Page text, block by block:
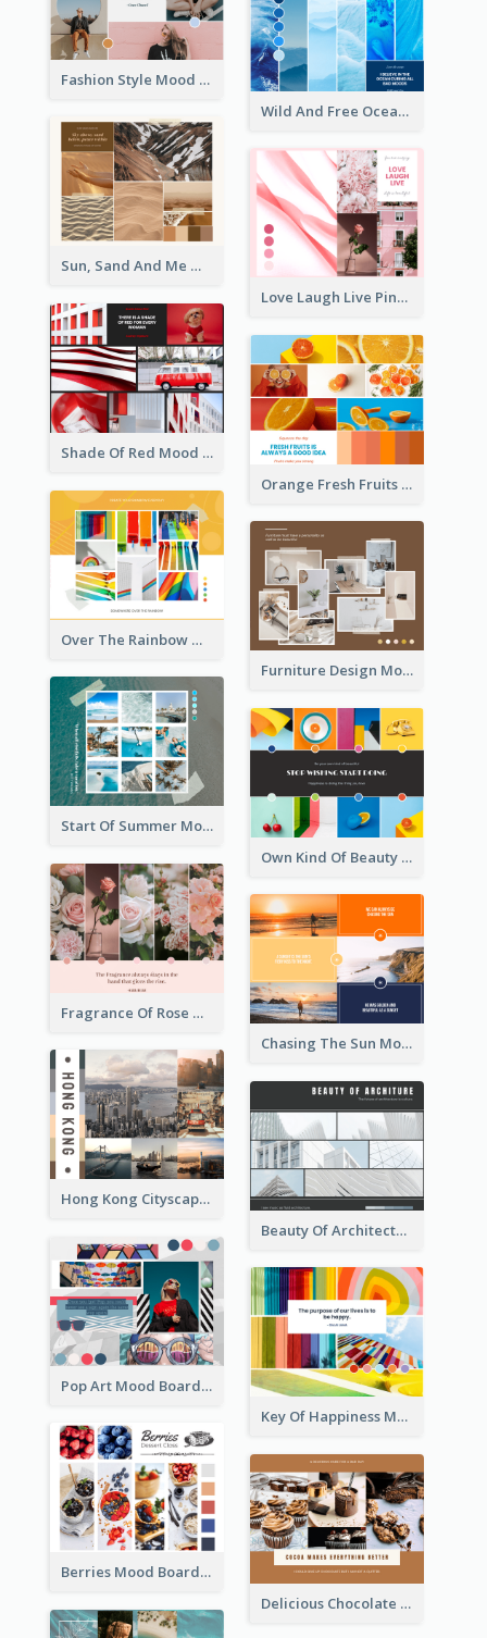
Fashion Style Mood Board
Wild And Free Ocean Mood Board
Sun, Sand And Me Mood Board
Love Laugh Live Pink Mood Board
Shade Of Red Mood Board
Orange Fresh Fruits Mood Board
Over The Rainbow Mood Board
Furniture Design Mood Board
Start Of Summer Mood Board
Own Kind Of Beauty Mood Board
Fragrance Of Rose Mood Board
Chasing The Sun Mood Board
Hong Kong Cityscape Mood Board
Beauty Of Architecture Mood Board
Pop Art Mood Board
Key Of Happiness Mood Board
Berries Mood Board
Delicious Chocolate Mood Board